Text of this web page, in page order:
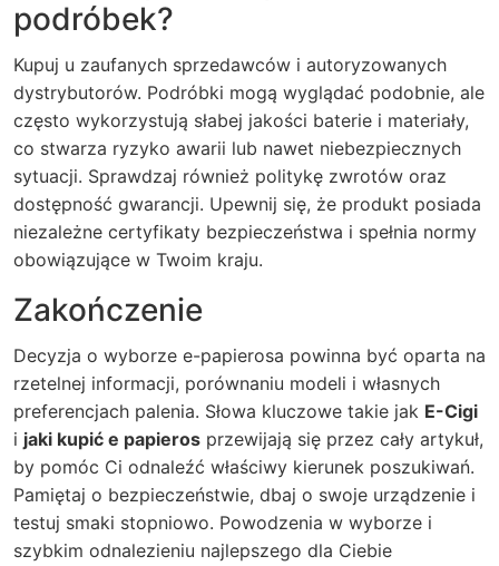
podróbek?
Kupuj u zaufanych sprzedawców i autoryzowanych
dystrybutorów. Podróbki mogą wyglądać podobnie, ale
często wykorzystują słabej jakości baterie i materiały,
co stwarza ryzyko awarii lub nawet niebezpiecznych
sytuacji. Sprawdzaj również politykę zwrotów oraz
dostępność gwarancji. Upewnij się, że produkt posiada
niezależne certyfikaty bezpieczeństwa i spełnia normy
obowiązujące w Twoim kraju.
Zakończenie
Decyzja o wyborze e-papierosa powinna być oparta na
rzetelnej informacji, porównaniu modeli i własnych
preferencjach palenia. Słowa kluczowe takie jak E-Cigi
i jaki kupić e papieros przewijają się przez cały artykuł,
by pomóc Ci odnaleźć właściwy kierunek poszukiwań.
Pamiętaj o bezpieczeństwie, dbaj o swoje urządzenie i
testuj smaki stopniowo. Powodzenia w wyborze i
szybkim odnalezieniu najlepszego dla Ciebie